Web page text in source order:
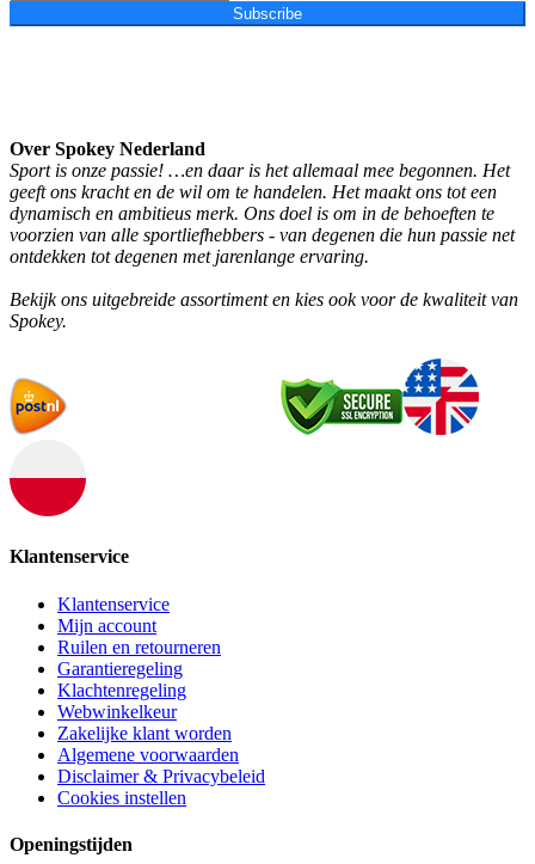
Subscribe
Over Spokey Nederland
Sport is onze passie! …en daar is het allemaal mee begonnen. Het
geeft ons kracht en de wil om te handelen. Het maakt ons tot een
dynamisch en ambitieus merk. Ons doel is om in de behoeften te
voorzien van alle sportliefhebbers - van degenen die hun passie net
ontdekken tot degenen met jarenlange ervaring.
Bekijk ons uitgebreide assortiment en kies ook voor de kwaliteit van
Spokey.
Klantenservice
Klantenservice
Mijn account
Ruilen en retourneren
Garantieregeling
Klachtenregeling
Webwinkelkeur
Zakelijke klant worden
Algemene voorwaarden
Disclaimer & Privacybeleid
Cookies instellen
Openingstijden